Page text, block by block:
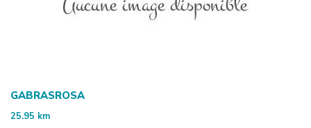
GABRASROSA
25.95 km